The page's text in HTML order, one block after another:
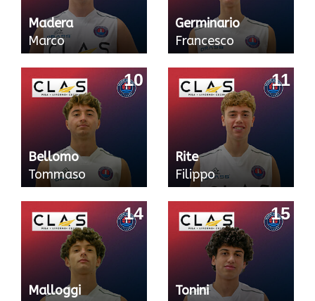
Madera
Marco
Germinario
Francesco
10
Bellomo
Tommaso
11
Rite
Filippo
14
Malloggi
15
Tonini